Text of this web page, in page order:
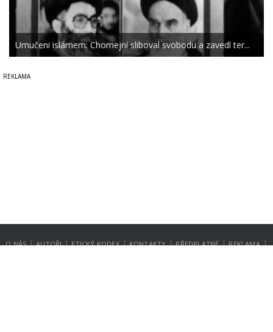
Umučeni islámem: Chomejní sliboval svobodu a zavedl ter...
O NÁS | AUTOŘI | ETICKÝ KODEX | KONTAKTY | PŘEDPLATNÉ | REKLAMA |